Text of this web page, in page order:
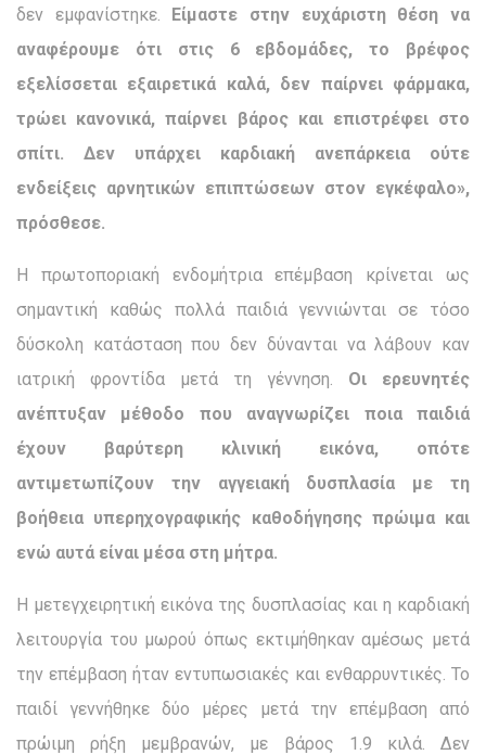
δεν εμφανίστηκε. Είμαστε στην ευχάριστη θέση να
αναφέρουμε ότι στις 6 εβδομάδες, το βρέφος
εξελίσσεται εξαιρετικά καλά, δεν παίρνει φάρμακα,
τρώει κανονικά, παίρνει βάρος και επιστρέφει στο
σπίτι. Δεν υπάρχει καρδιακή ανεπάρκεια ούτε
ενδείξεις αρνητικών επιπτώσεων στον εγκέφαλο»,
πρόσθεσε.
Η πρωτοποριακή ενδομήτρια επέμβαση κρίνεται ως
σημαντική καθώς πολλά παιδιά γεννιώνται σε τόσο
δύσκολη κατάσταση που δεν δύνανται να λάβουν καν
ιατρική φροντίδα μετά τη γέννηση. Οι ερευνητές
ανέπτυξαν μέθοδο που αναγνωρίζει ποια παιδιά
έχουν βαρύτερη κλινική εικόνα, οπότε
αντιμετωπίζουν την αγγειακή δυσπλασία με τη
βοήθεια υπερηχογραφικής καθοδήγησης πρώιμα και
ενώ αυτά είναι μέσα στη μήτρα.
Η μετεγχειρητική εικόνα της δυσπλασίας και η καρδιακή
λειτουργία του μωρού όπως εκτιμήθηκαν αμέσως μετά
την επέμβαση ήταν εντυπωσιακές και ενθαρρυντικές. Το
παιδί γεννήθηκε δύο μέρες μετά την επέμβαση από
πρώιμη ρήξη μεμβρανών, με βάρος 1.9 κιλά. Δεν